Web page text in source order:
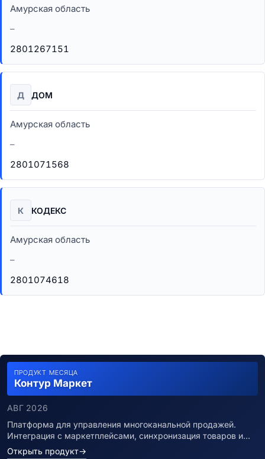
Амурская область
–
2801267151
Д ДОМ
Амурская область
–
2801071568
К КОДЕКС
Амурская область
–
2801074618
ПРОДУКТ МЕСЯЦА
Контур Маркет
АВГ 2026
Платформа для управления многоканальной продажей.
Интеграция с маркетплейсами, синхронизация товаров и…
Открыть продукт→